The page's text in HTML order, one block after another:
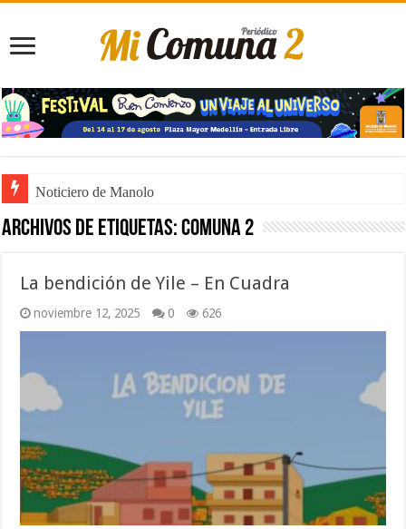
Noticiero de Manolo
Archivos de etiquetas:Comuna 2
La bendición de Yile – En Cuadra
noviembre 12, 2025 0 626